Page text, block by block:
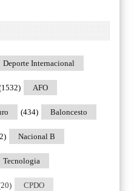
Deporte Internacional
AFO
Baloncesto
(434)
Nacional B
Tecnologia
CPDO